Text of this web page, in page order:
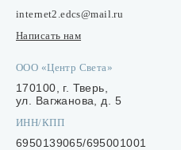
internet2.edcs@mail.ru
Написать нам
ООО «Центр Света»
170100, г. Тверь,
ул. Вагжанова, д. 5
ИНН/КПП
6950139065/695001001